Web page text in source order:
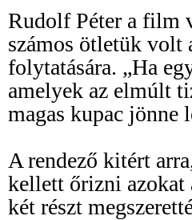
Rudolf Péter a film
számos ötletük volt
folytatására. „Ha
amelyek az elmúlt
magas kupac jönne
A rendező kitért
kellett őrizni azokat
két részt